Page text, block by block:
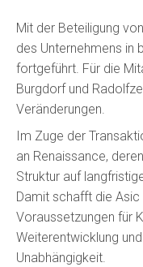
Mit der Beteiligung
des Unternehmens in
fortgeführt. Für die
Burgdorf und
Veränderungen.
Im Zuge der
an Renaissance,
Struktur auf
Damit schafft die
Voraussetzungen für
Weiterentwicklung
Unabhängigkeit.